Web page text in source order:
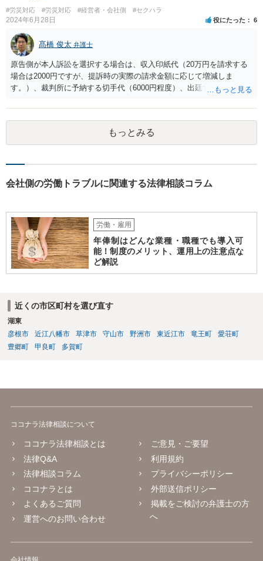
#労災対応 #労災対応 #経営者・会社側 #セクハラ
2024年6月28日 役にたった 6
髙橋 俊太 弁護士
原告側が本人訴訟を選択する場合は、収入印紙代（20万円を請求する
場合は2000円ですが、提訴時の実際の請求金額に応じて増減しま
す。）、裁判所に予納する切手代（6000円程度）、出廷する際の交通
書類郵送代（通信費等）の負担が考えられます。 弁護士に委任する場
合には、上記に加えて弁護士費用が必要となるのは、原告被告共通で
もっとみる
会社側の労働トラブルに関連する法律相談コラム
労働・雇用
年俸制はどんな業種・職種でも導入可
能！制度のメリット、運用上の注意点な
ど解説
近くの市区町村を選び直す
湖東
彦根市
近江八幡市 草津市 守山市 野洲市 東近江市 竜王町
愛荘町
豊郷町
甲良町 多賀町
ココナラ法律相談について
ココナラ法律相談とは
法律Q&A
法律相談コラム
ココナラとは
よくあるご質問
運営へのお問い合わせ
ご意見・ご要望
利用規約
プライバシーポリシー
外部送信ポリシー
掲載をご検討の弁護士の方
へ